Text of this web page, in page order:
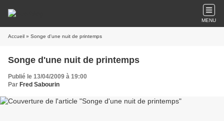
MENU
Accueil » Songe d'une nuit de printemps
Songe d'une nuit de printemps
Publié le 13/04/2009 à 19:00
Par Fred Sabourin